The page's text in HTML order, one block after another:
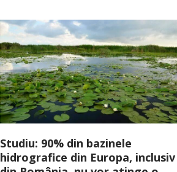
Studiu: 90% din bazinele
hidrografice din Europa, inclusiv